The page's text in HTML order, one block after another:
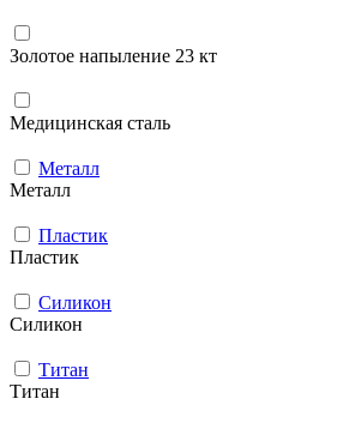
Золотое напыление 23 кт
Медицинская сталь
Металл
Металл
Пластик
Пластик
Силикон
Силикон
Титан
Титан